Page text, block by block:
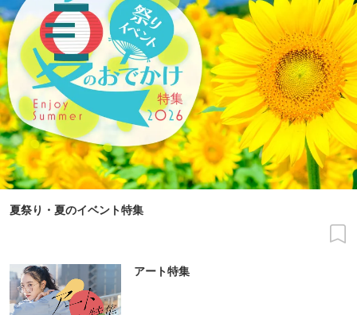
夏祭り・夏のイベント特集
アート特集